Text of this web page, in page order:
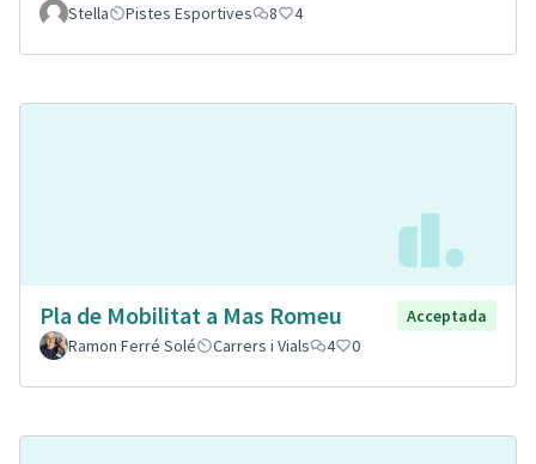
Stella Pistes Esportives 8 4
Pla de Mobilitat a Mas Romeu
Acceptada
Ramon Ferré Solé
Carrers i Vials 4 0